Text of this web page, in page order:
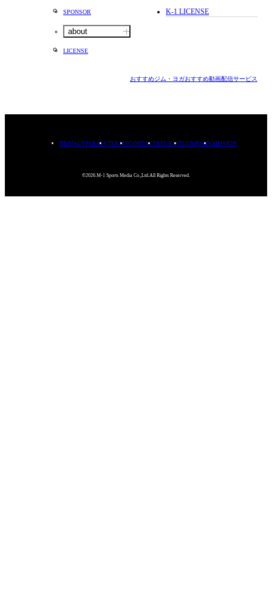
SPONSOR
about
LICENSE
K-1 LICENSE
おすすめジム・ヨガおすすめ動画配信サービス
PRIVACYPOLICYTERMSCONTACTRECRUITCOMPANYMISSION
©2026.M-1 Sports Media Co.,Ltd.All Rights Reserved.